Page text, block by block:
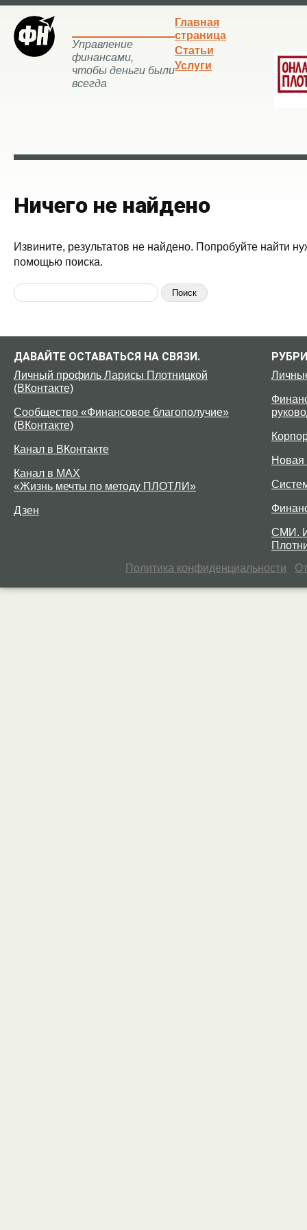
Управление
финансами,
чтобы деньги были
всегда
Главная
страница
Статьи
Услуги
Ничего не найдено
Извините, результатов не найдено. Попробуйте найти
помощью поиска.
Найти:
ДАВАЙТЕ ОСТАВАТЬСЯ НА СВЯЗИ.
Личный профиль Ларисы Плотницкой
(ВКонтакте)
Сообщество «Финансовое благополучие»
(ВКонтакте)
Канал в ВКонтакте
Канал в MAX
«Жизнь мечты по методу ПЛОТЛИ»
Дзен
Новая
СМИ.
Политика конфиденциальности